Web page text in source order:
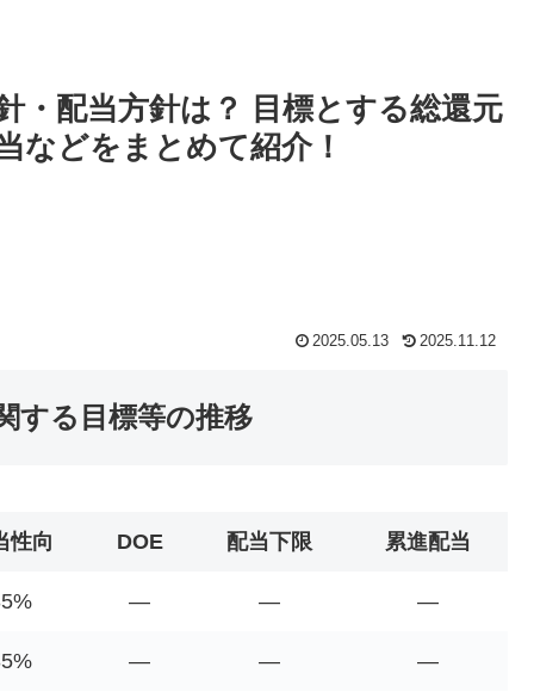
・配当方針は？ 目標とする総還元
などをまとめて紹介！
2025.05.13 2025.11.12
する目標等の推移
性向 DOE 配当下限 累進配当
― ― ―
― ― ―